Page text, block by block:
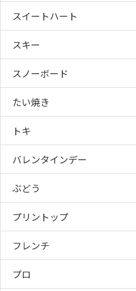
スイートハート
スキー
スノーボード
たい焼き
トキ
バレンタインデー
ぶどう
プリントップ
フレンチ
プロ